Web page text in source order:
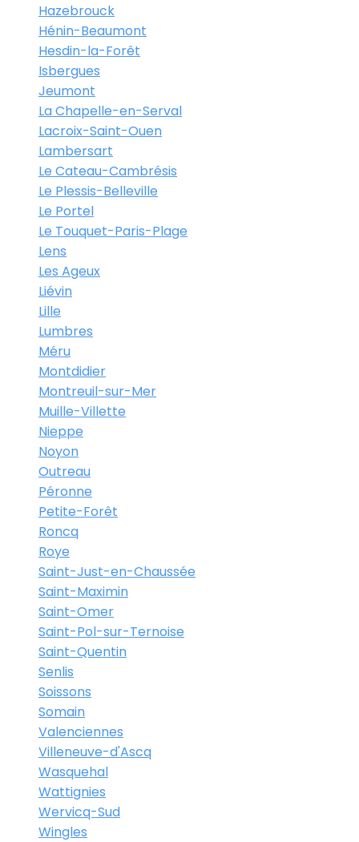
Hazebrouck
Hénin-Beaumont
Hesdin-la-Forêt
Isbergues
Jeumont
La Chapelle-en-Serval
Lacroix-Saint-Ouen
Lambersart
Le Cateau-Cambrésis
Le Plessis-Belleville
Le Portel
Le Touquet-Paris-Plage
Lens
Les Ageux
Liévin
Lille
Lumbres
Méru
Montdidier
Montreuil-sur-Mer
Muille-Villette
Nieppe
Noyon
Outreau
Péronne
Petite-Forêt
Roncq
Roye
Saint-Just-en-Chaussée
Saint-Maximin
Saint-Omer
Saint-Pol-sur-Ternoise
Saint-Quentin
Senlis
Soissons
Somain
Valenciennes
Villeneuve-d'Ascq
Wasquehal
Wattignies
Wervicq-Sud
Wingles